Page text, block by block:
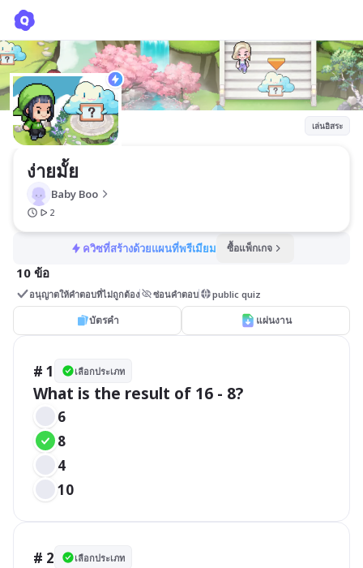
เล่นอิสระ
ง่ายมั้ย
Baby Boo
2
ควิซที่สร้างด้วยแผนที่พรีเมียม ซื้อแพ็กเกจ
10 ข้อ
อนุญาตให้คำตอบที่ไม่ถูกต้อง ซ่อนคำตอบ public quiz
บัตรคำ แผ่นงาน
# 1 เลือกประเภท
What is the result of 16 - 8?
6
8
4
10
# 2 เลือกประเภท